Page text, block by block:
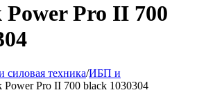
Pro II 700
техника/ИБП и
Power Pro II 700 black 1030304